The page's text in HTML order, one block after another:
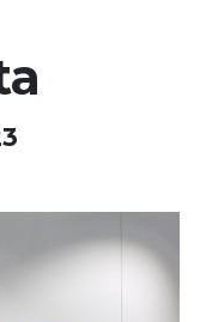
Esposizione
culturale
Affitto spazi